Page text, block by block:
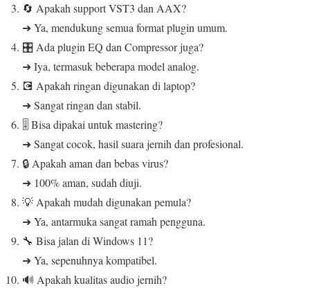
🔄 Apakah support VST3 dan AAX?
➜ Ya, mendukung semua format plugin umum.
🎛️ Ada plugin EQ dan Compressor juga?
➜ Iya, termasuk beberapa model analog.
💽 Apakah ringan digunakan di laptop?
➜ Sangat ringan dan stabil.
🎚️ Bisa dipakai untuk mastering?
➜ Sangat cocok, hasil suara jernih dan profesional.
🔒 Apakah aman dan bebas virus?
➜ 100% aman, sudah diuji.
💡 Apakah mudah digunakan pemula?
➜ Ya, antarmuka sangat ramah pengguna.
🔧 Bisa jalan di Windows 11?
➜ Ya, sepenuhnya kompatibel.
🔊 Apakah kualitas audio jernih?